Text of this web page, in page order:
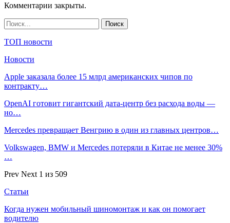
Комментарии закрыты.
ТОП новости
Новости
Apple заказала более 15 млрд американских чипов по
контракту…
OpenAI готовит гигантский дата-центр без расхода воды —
но…
Mercedes превращает Венгрию в один из главных центров…
Volkswagen, BMW и Mercedes потеряли в Китае не менее 30%
…
Prev Next 1 из 509
Статьи
Когда нужен мобильный шиномонтаж и как он помогает
водителю